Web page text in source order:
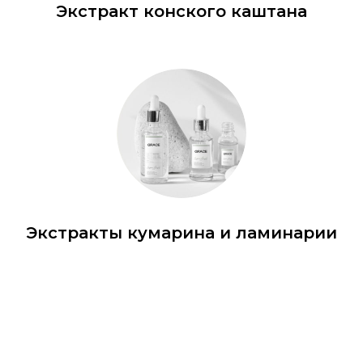
Экстракт конского каштана
Экстракты кумарина и ламинарии